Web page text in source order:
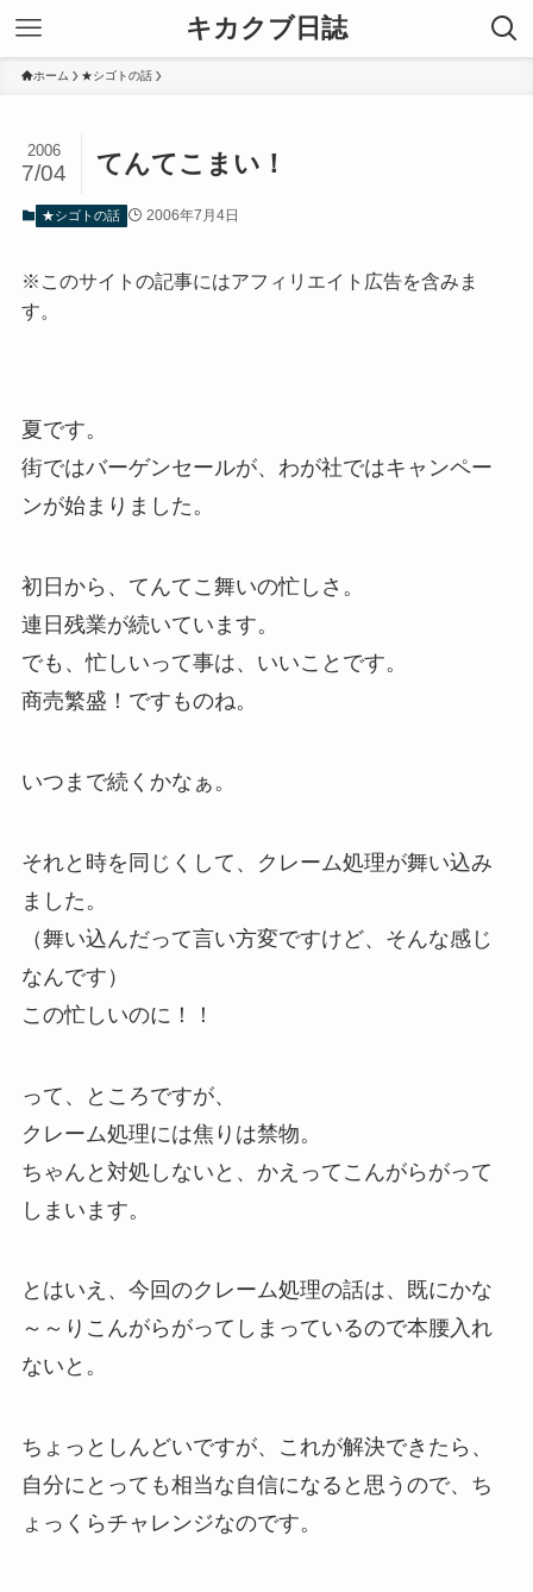
キカクブ日誌
ホーム ★シゴトの話
てんてこまい！
2006
7/04
★シゴトの話 2006年7月4日
※このサイトの記事にはアフィリエイト広告を含みま
す。
夏です。
街ではバーゲンセールが、わが社ではキャンペー
ンが始まりました。
初日から、てんてこ舞いの忙しさ。
連日残業が続いています。
でも、忙しいって事は、いいことです。
商売繁盛！ですものね。
いつまで続くかなぁ。
それと時を同じくして、クレーム処理が舞い込み
ました。
（舞い込んだって言い方変ですけど、そんな感じ
なんです）
この忙しいのに！！
って、ところですが、
クレーム処理には焦りは禁物。
ちゃんと対処しないと、かえってこんがらがって
しまいます。
とはいえ、今回のクレーム処理の話は、既にかな
～～りこんがらがってしまっているので本腰入れ
ないと。
ちょっとしんどいですが、これが解決できたら、
自分にとっても相当な自信になると思うので、ち
ょっくらチャレンジなのです。